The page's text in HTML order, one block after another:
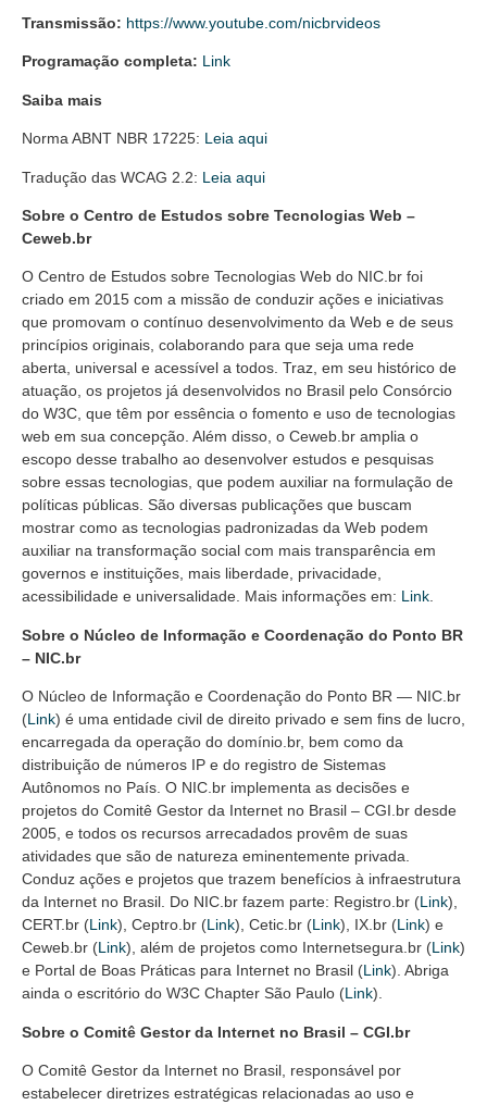
Transmissão: https://www.youtube.com/nicbrvideos
Programação completa: Link
Saiba mais
Norma ABNT NBR 17225: Leia aqui
Tradução das WCAG 2.2: Leia aqui
Sobre o Centro de Estudos sobre Tecnologias Web –
Ceweb.br
O Centro de Estudos sobre Tecnologias Web do NIC.br foi
criado em 2015 com a missão de conduzir ações e iniciativas
que promovam o contínuo desenvolvimento da Web e de seus
princípios originais, colaborando para que seja uma rede
aberta, universal e acessível a todos. Traz, em seu histórico de
atuação, os projetos já desenvolvidos no Brasil pelo Consórcio
do W3C, que têm por essência o fomento e uso de tecnologias
web em sua concepção. Além disso, o Ceweb.br amplia o
escopo desse trabalho ao desenvolver estudos e pesquisas
sobre essas tecnologias, que podem auxiliar na formulação de
políticas públicas. São diversas publicações que buscam
mostrar como as tecnologias padronizadas da Web podem
auxiliar na transformação social com mais transparência em
governos e instituições, mais liberdade, privacidade,
acessibilidade e universalidade. Mais informações em: Link.
Sobre o Núcleo de Informação e Coordenação do Ponto BR
– NIC.br
O Núcleo de Informação e Coordenação do Ponto BR — NIC.br
(Link) é uma entidade civil de direito privado e sem fins de lucro,
encarregada da operação do domínio.br, bem como da
distribuição de números IP e do registro de Sistemas
Autônomos no País. O NIC.br implementa as decisões e
projetos do Comitê Gestor da Internet no Brasil – CGI.br desde
2005, e todos os recursos arrecadados provêm de suas
atividades que são de natureza eminentemente privada.
Conduz ações e projetos que trazem benefícios à infraestrutura
da Internet no Brasil. Do NIC.br fazem parte: Registro.br (Link),
CERT.br (Link), Ceptro.br (Link), Cetic.br (Link), IX.br (Link) e
Ceweb.br (Link), além de projetos como Internetsegura.br (Link)
e Portal de Boas Práticas para Internet no Brasil (Link). Abriga
ainda o escritório do W3C Chapter São Paulo (Link).
Sobre o Comitê Gestor da Internet no Brasil – CGI.br
O Comitê Gestor da Internet no Brasil, responsável por
estabelecer diretrizes estratégicas relacionadas ao uso e